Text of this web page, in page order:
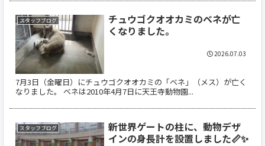
スタッフブログ
チュウゴクオオカミのベネが亡
くなりました。
7月3日（金曜日）にチュウゴクオオカミの「ベネ」（メス）が亡く
なりました。 ベネは2010年4月7日に天王寺動物園...
2026.07.03
スタッフブログ
新世界ゲートの柱に、動物デザ
インの身長計を設置しました📏✨